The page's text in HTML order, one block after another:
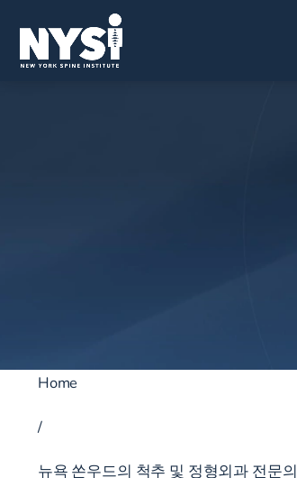
Home
/
뉴욕 쏜우드의 척추 및 정형외과 전문의